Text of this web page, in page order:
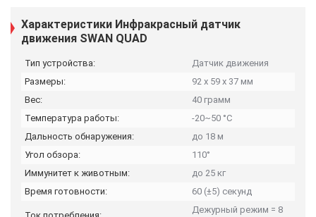
Характеристики Инфракрасный датчик
движения SWAN QUAD
Тип устройства:
Датчик движения
Размеры:
92 х 59 х 37 мм
Вес:
40 грамм
Температура работы:
-20~50 °C
Дальность обнаружения:
до 18 м
Угол обзора:
110°
Иммунитет к животным:
до 25 кг
Время готовности:
60 (±5) секунд
Дежурный режим = 8